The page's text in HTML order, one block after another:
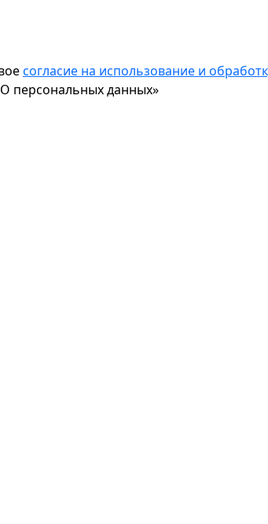
согласие на использование и
персональных данных»